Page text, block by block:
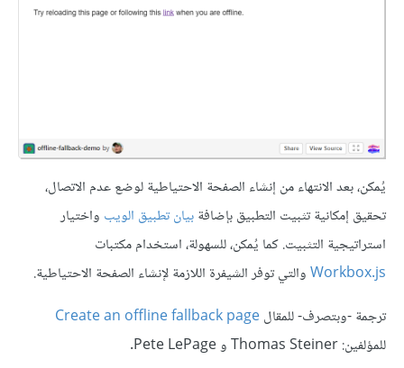
يُمكن، بعد الانتهاء من إنشاء الصفحة الاحتياطية لوضع عدم الاتصال،
تحقيق إمكانية تثبيت التطبيق بإضافةبيان تطبيق الويب واختيار
استراتيجية التثبيت. كما يُمكن، للسهولة، استخدام مكتبات
Workbox.jsوالتي توفر الشيفرة اللازمة لإنشاء الصفحة الاحتياطية.
ترجمة -وبتصرف- للمقالCreate an offline fallback page
للمؤلفين: Thomas Steiner و Pete LePage.